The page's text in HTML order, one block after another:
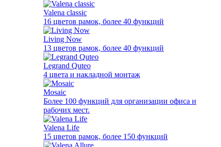
Valena classic
16 цветов рамок, более 40 функций
Living Now
13 цветов рамок, более 40 функций
Legrand Quteo
4 цвета и накладной монтаж
Mosaic
Более 100 функций для организации офиса и
рабочих мест.
Valena Life
15 цветов рамок, более 150 функций